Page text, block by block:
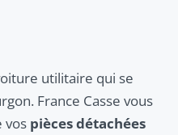
utilitaire qui se
France Casse vous
vos pièces détachées